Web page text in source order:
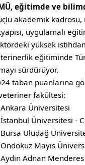
eğitimde ve
akademik
uygulamalı
yüksek
eğitiminde
sürdürüyor.
taban puanlarına
fakültesi:
Üniversitesi
Üniversitesi -
Uludağ
Mayıs
Adnan